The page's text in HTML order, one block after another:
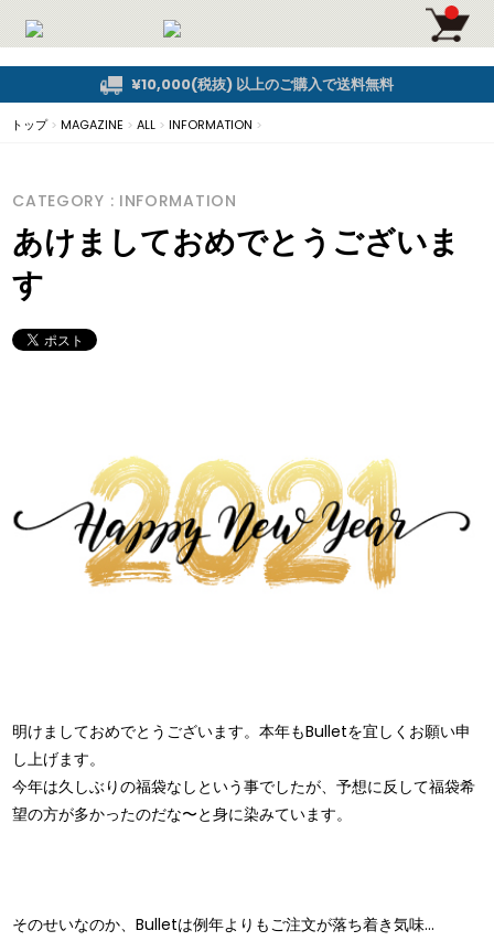
¥10,000(税抜) 以上のご購入で送料無料
トップ> MAGAZINE > ALL > INFORMATION >
CATEGORY : INFORMATION
あけましておめでとうございま
す
明けましておめでとうございます。本年もBulletを宜しくお願い申
し上げます。
今年は久しぶりの福袋なしという事でしたが、予想に反して福袋希
望の方が多かったのだな〜と身に染みています。
そのせいなのか、Bulletは例年よりもご注文が落ち着き気味…